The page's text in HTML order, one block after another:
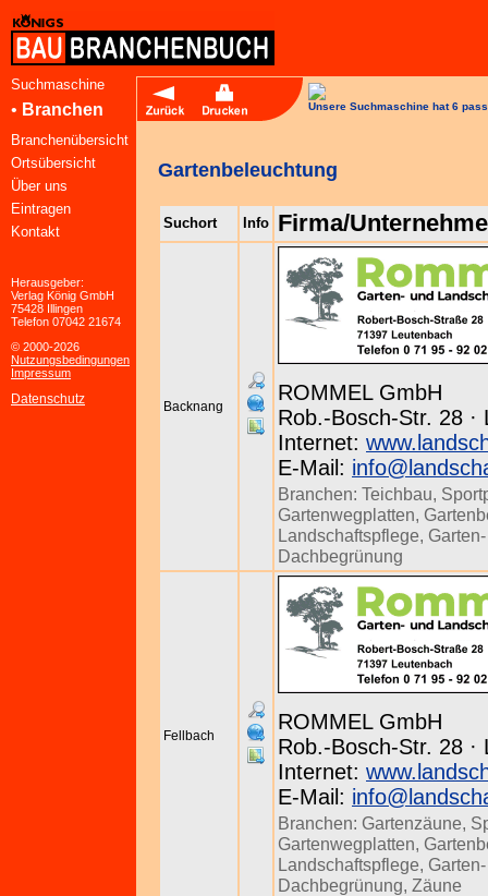
Suchmaschine
• Branchen
Branchenübersicht
Ortsübersicht
Über uns
Eintragen
Kontakt
Herausgeber:
Verlag König GmbH
75428 Illingen
Telefon 07042 21674
© 2000-2026
Nutzungsbedingungen
Impressum
Datenschutz
Unsere Suchmaschine hat 6
Gartenbeleuchtung
Suchort Info Firma/
Backnang
ROMMEL GmbH
Rob.-Bosch-Str. 28 ·
Internet:
E-Mail:
Branchen: Teichbau,
Gartenwegplatten,
Landschaftspflege,
Dachbegrünung
Fellbach
ROMMEL GmbH
Rob.-Bosch-Str. 28 ·
Internet:
E-Mail:
Branchen: Gartenzäune,
Gartenwegplatten,
Landschaftspflege,
Dachbegrünung, Zäune